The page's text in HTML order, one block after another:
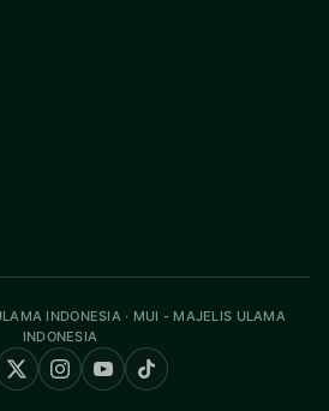
INDONESIA · MUI - MAJELIS ULAMA
INDONESIA